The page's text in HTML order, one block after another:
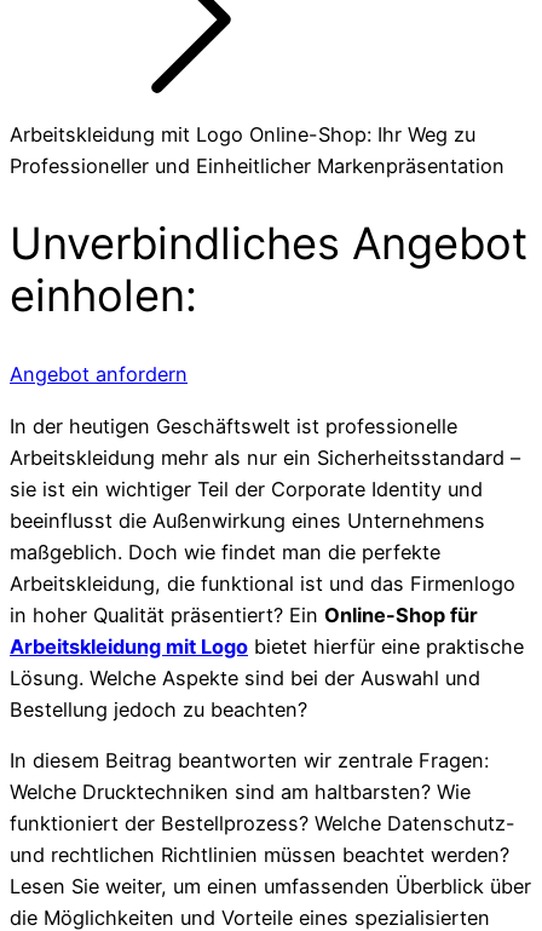
Arbeitskleidung mit Logo Online-Shop: Ihr Weg zu
Professioneller und Einheitlicher Markenpräsentation
Unverbindliches Angebot
einholen:
Angebot anfordern
In der heutigen Geschäftswelt ist professionelle
Arbeitskleidung mehr als nur ein Sicherheitsstandard –
sie ist ein wichtiger Teil der Corporate Identity und
beeinflusst die Außenwirkung eines Unternehmens
maßgeblich. Doch wie findet man die perfekte
Arbeitskleidung, die funktional ist und das Firmenlogo
in hoher Qualität präsentiert? Ein Online-Shop für
Arbeitskleidung mit Logo bietet hierfür eine praktische
Lösung. Welche Aspekte sind bei der Auswahl und
Bestellung jedoch zu beachten?
In diesem Beitrag beantworten wir zentrale Fragen:
Welche Drucktechniken sind am haltbarsten? Wie
funktioniert der Bestellprozess? Welche Datenschutz-
und rechtlichen Richtlinien müssen beachtet werden?
Lesen Sie weiter, um einen umfassenden Überblick über
die Möglichkeiten und Vorteile eines spezialisierten